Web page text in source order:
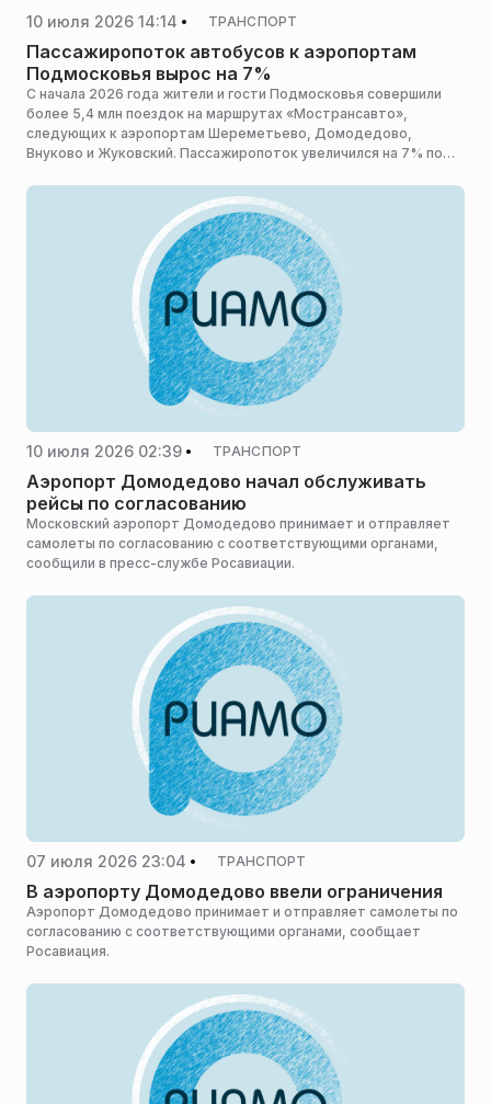
10 июля 2026 14:14 ТРАНСПОРТ
Пассажиропоток автобусов к аэропортам
Подмосковья вырос на 7%
С начала 2026 года жители и гости Подмосковья совершили
более 5,4 млн поездок на маршрутах «Мострансавто»,
следующих к аэропортам Шереметьево, Домодедово,
Внуково и Жуковский. Пассажиропоток увеличился на 7% по
пресс-служба министерства транспорта и дорожной
инфраструктуры Московской области.
10 июля 2026 02:39 ТРАНСПОРТ
Аэропорт Домодедово начал обслуживать
рейсы по согласованию
Московский аэропорт Домодедово принимает и отправляет
самолеты по согласованию с соответствующими органами,
сообщили в пресс-службе Росавиации.
07 июля 2026 23:04 ТРАНСПОРТ
В аэропорту Домодедово ввели ограничения
Аэропорт Домодедово принимает и отправляет самолеты по
согласованию с соответствующими органами, сообщает
Росавиация.